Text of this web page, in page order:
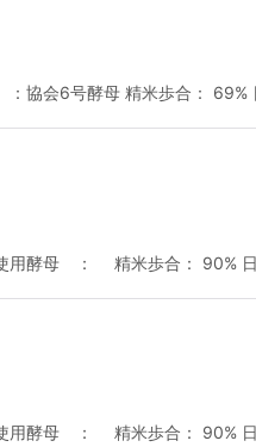
酵母 ：協会6号酵母 精
用 使用酵母 ： 精米歩合：
用 使用酵母 ： 精米歩合：